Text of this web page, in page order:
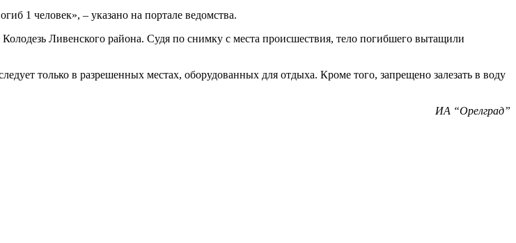
1 человек», – указано на портале ведомства.
Ливенского района. Судя по снимку с места происшествия, тело погибшего вытащили
только в разрешенных местах, оборудованных для отдыха. Кроме того, запрещено залезать в воду
ИА “Орелград”